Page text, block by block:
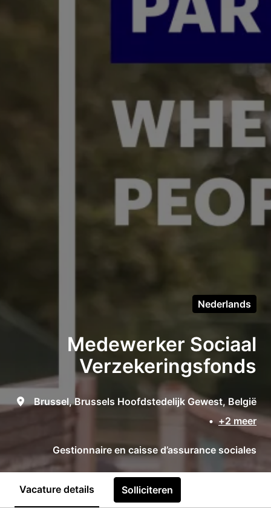
Nederlands
Medewerker Sociaal
Verzekeringsfonds
Brussel, Brussels Hoofdstedelijk Gewest, België
• +2 meer
Gestionnaire en caisse d’assurance sociales
Vacature details Solliciteren